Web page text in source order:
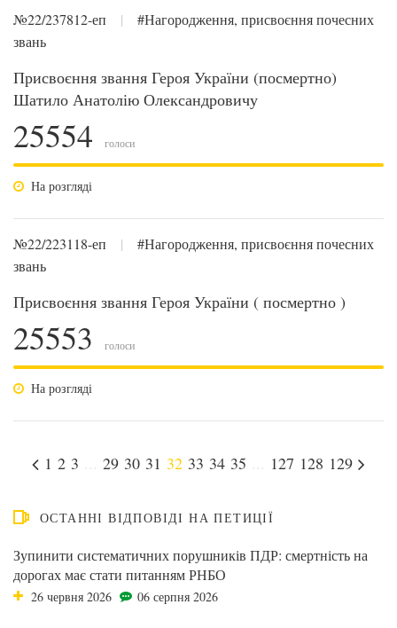
№22/237812-еп |
#Нагородження, присвоєння почесних
звань
Присвоєння звання Героя України (посмертно)
Шатило Анатолію Олександровичу
25554 голоси
На розгляді
№22/223118-еп |
#Нагородження, присвоєння почесних
звань
Присвоєння звання Героя України ( посмертно )
25553 голоси
На розгляді
1 2 3 29 30 31 32 33 34 35 127 128 129
ОСТАННІ ВІДПОВІДІ НА ПЕТИЦІЇ
Зупинити систематичних порушників ПДР: смертність на
дорогах має стати питанням РНБО
26 червня 2026 06 серпня 2026